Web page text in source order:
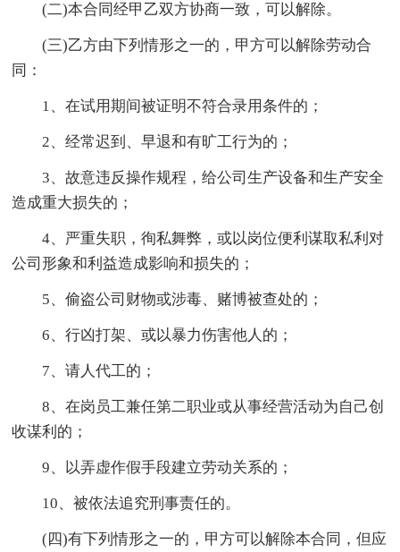
(二)本合同经甲乙双方协商一致，可以解除。
(三)乙方由下列情形之一的，甲方可以解除劳动合
同：
1、在试用期间被证明不符合录用条件的；
2、经常迟到、早退和有旷工行为的；
3、故意违反操作规程，给公司生产设备和生产安全
造成重大损失的；
4、严重失职，徇私舞弊，或以岗位便利谋取私利对
公司形象和利益造成影响和损失的；
5、偷盗公司财物或涉毒、赌博被查处的；
6、行凶打架、或以暴力伤害他人的；
7、请人代工的；
8、在岗员工兼任第二职业或从事经营活动为自己创
收谋利的；
9、以弄虚作假手段建立劳动关系的；
10、被依法追究刑事责任的。
(四)有下列情形之一的，甲方可以解除本合同，但应